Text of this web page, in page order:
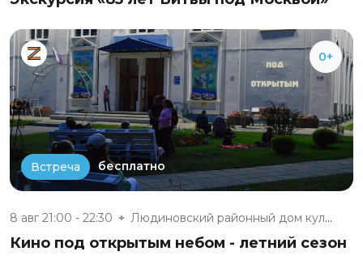
0+
Встреча бесплатно
8 авг 21:00 - 22:30 Людиновский районный дом культ...
Кино под открытым небом - летний сезон